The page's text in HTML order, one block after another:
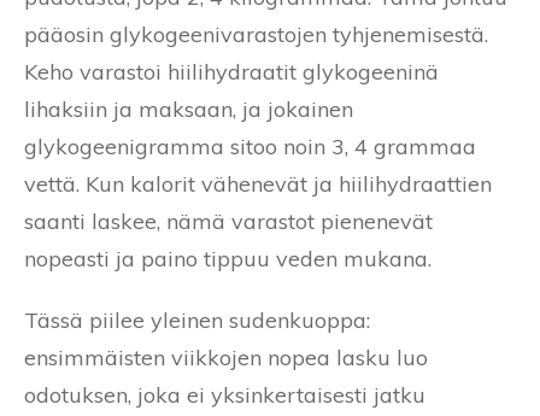
pääosin glykogeenivarastojen tyhjenemisestä.
Keho varastoi hiilihydraatit glykogeeninä
lihaksiin ja maksaan, ja jokainen
glykogeenigramma sitoo noin 3, 4 grammaa
vettä. Kun kalorit vähenevät ja hiilihydraattien
saanti laskee, nämä varastot pienenevät
nopeasti ja paino tippuu veden mukana.
Tässä piilee yleinen sudenkuoppa:
ensimmäisten viikkojen nopea lasku luo
odotuksen, joka ei yksinkertaisesti jatku